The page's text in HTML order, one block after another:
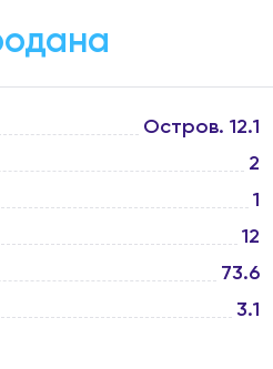
Остров. 12.1
2
1
12
73.6
3.1